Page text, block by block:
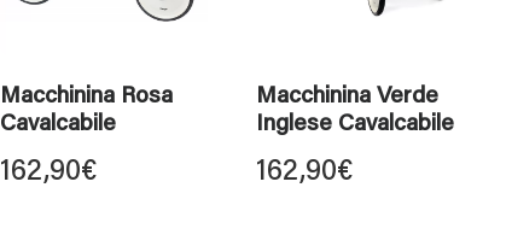
Macchinina Rosa
Cavalcabile
162,90€
Macchinina Verde
Inglese Cavalcabile
162,90€